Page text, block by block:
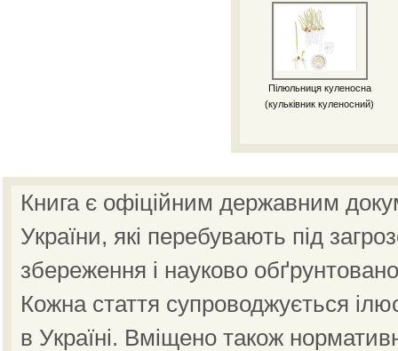
Пілюльниця куленосна
(кульківник куленосний)
Книга є офіційним державним
України, які перебувають під
збереження і науково
Кожна стаття супроводжується
в Україні. Вміщено також